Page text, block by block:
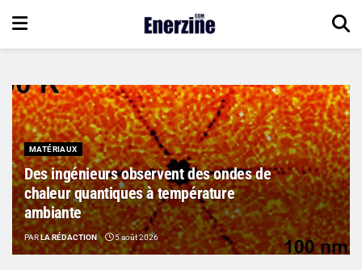
MATÉRIAUX
Des ingénieurs observent des ondes de
chaleur quantiques à température
ambiante
PARLA RÉDACTION 5 août 2026